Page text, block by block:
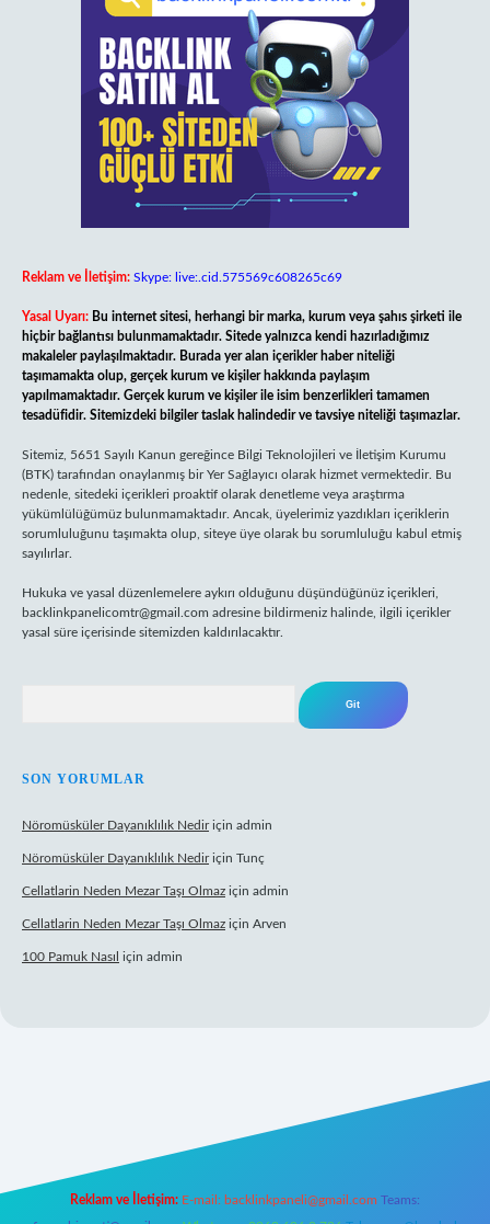
Reklam ve İletişim: Skype: live:.cid.575569c608265c69
Yasal Uyarı: Bu internet sitesi, herhangi bir marka, kurum veya şahıs şirketi ile
hiçbir bağlantısı bulunmamaktadır. Sitede yalnızca kendi hazırladığımız
makaleler paylaşılmaktadır. Burada yer alan içerikler haber niteliği
taşımamakta olup, gerçek kurum ve kişiler hakkında paylaşım
yapılmamaktadır. Gerçek kurum ve kişiler ile isim benzerlikleri tamamen
tesadüfidir. Sitemizdeki bilgiler taslak halindedir ve tavsiye niteliği taşımazlar.
Sitemiz, 5651 Sayılı Kanun gereğince Bilgi Teknolojileri ve İletişim Kurumu
(BTK) tarafından onaylanmış bir Yer Sağlayıcı olarak hizmet vermektedir. Bu
nedenle, sitedeki içerikleri proaktif olarak denetleme veya araştırma
yükümlülüğümüz bulunmamaktadır. Ancak, üyelerimiz yazdıkları içeriklerin
sorumluluğunu taşımakta olup, siteye üye olarak bu sorumluluğu kabul etmiş
sayılırlar.
Hukuka ve yasal düzenlemelere aykırı olduğunu düşündüğünüz içerikleri,
backlinkpanelicomtr@gmail.com adresine bildirmeniz halinde, ilgili içerikler
yasal süre içerisinde sitemizden kaldırılacaktır.
SON YORUMLAR
Nöromüsküler Dayanıklılık Nediriçin admin
Nöromüsküler Dayanıklılık Nediriçin Tunç
Cellatlarin Neden Mezar Taşı Olmaz için admin
Cellatlarin Neden Mezar Taşı Olmaz için Arven
100 Pamuk Nasıl için admin
Reklam ve İletişim: E-mail: backlinkpaneli@gmail.com Teams: